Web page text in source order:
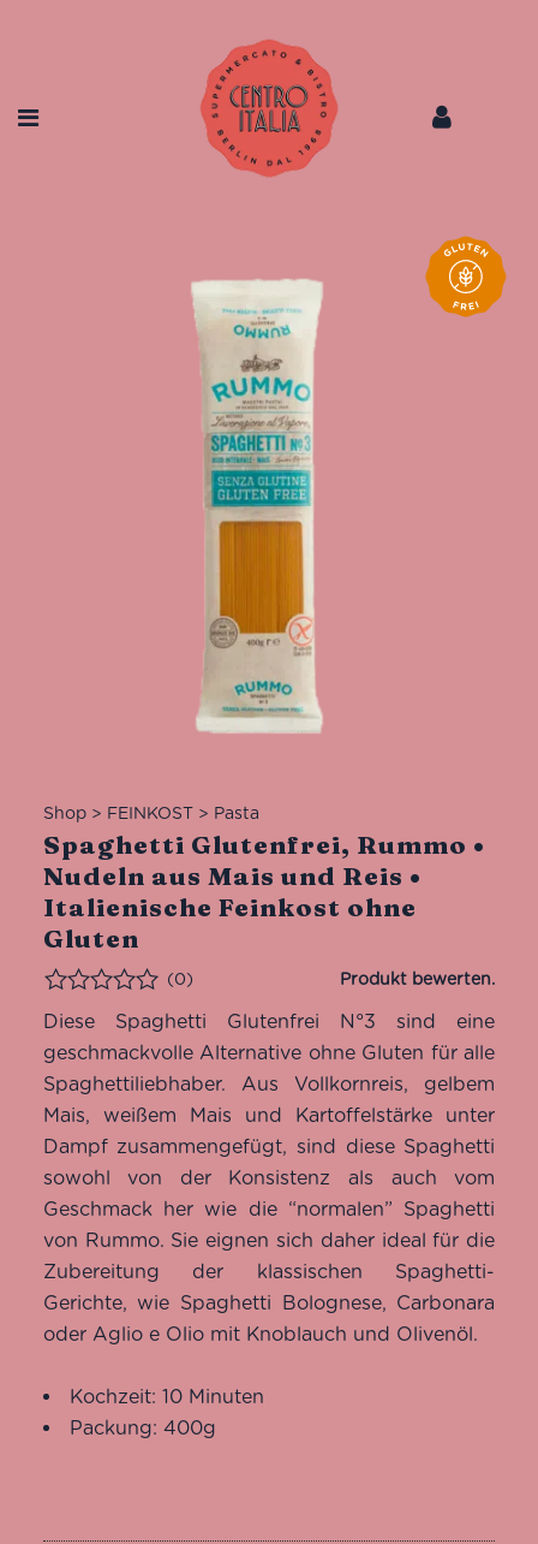
Shop> FEINKOST> Pasta
Spaghetti Glutenfrei, Rummo •
Nudeln aus Mais und Reis •
Italienische Feinkost ohne
Gluten
Bewertet
(0)
Diese Spaghetti Glutenfrei N°3 sind eine
geschmackvolle Alternative ohne Gluten für alle
Spaghettiliebhaber. Aus Vollkornreis, gelbem
Mais, weißem Mais und Kartoffelstärke unter
Dampf zusammengefügt, sind diese Spaghetti
sowohl von der Konsistenz als auch vom
Geschmack her wie die “normalen” Spaghetti
von Rummo. Sie eignen sich daher ideal für die
Zubereitung der klassischen Spaghetti-
Gerichte, wie Spaghetti Bolognese, Carbonara
oder Aglio e Olio mit Knoblauch und Olivenöl.
Kochzeit: 10 Minuten
Packung: 400g